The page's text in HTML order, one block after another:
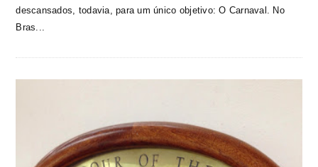
descansados, todavia, para um único objetivo: O Carnaval. No
Bras...